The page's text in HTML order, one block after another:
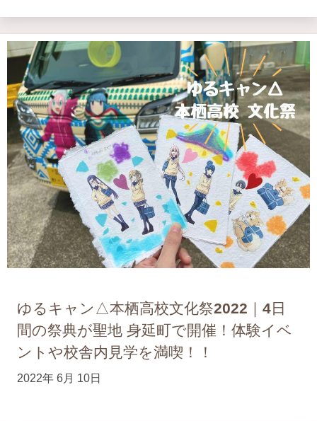
ゆるキャン△本栖高校文化祭2022｜4日
間の祭典が聖地 身延町で開催！体験イベ
ントや校舎内見学を満喫！！
2022年 6月 10日